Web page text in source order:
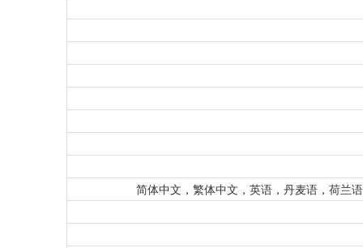
简体中文，繁体中文，英语，丹麦语，荷兰